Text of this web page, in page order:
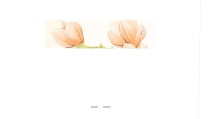
Купить в 1 клик